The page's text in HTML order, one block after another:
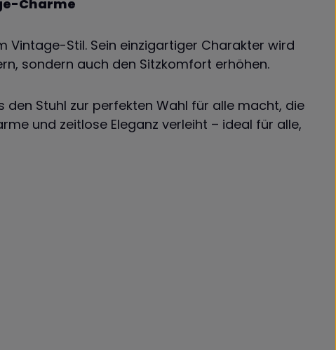
Charme
Vintage-Stil. Sein einzigartiger Charakter wird
sondern auch den Sitzkomfort erhöhen.
Stuhl zur perfekten Wahl für alle macht, die
und zeitlose Eleganz verleiht – ideal für alle,